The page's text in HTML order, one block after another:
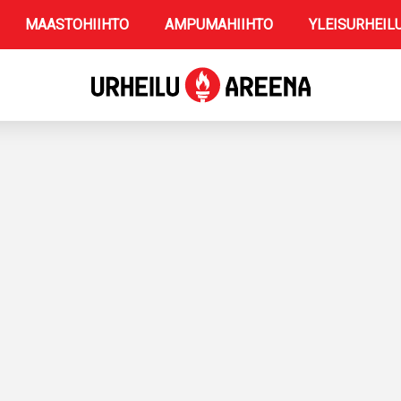
MAASTOHIIHTO AMPUMAHIIHTO